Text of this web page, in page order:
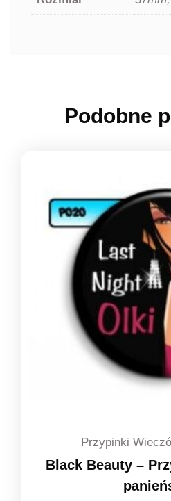
Podobne
Przypinki
Black Beauty –